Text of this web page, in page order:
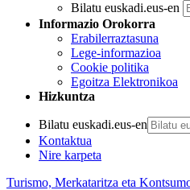
Bilatu euskadi.eus-en
Informazio Orokorra
Erabilerraztasuna
Lege-informazioa
Cookie politika
Egoitza Elektronikoa
Hizkuntza
Bilatu euskadi.eus-en
Kontaktua
Nire karpeta
Turismo, Merkataritza eta